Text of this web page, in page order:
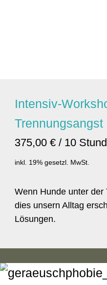
Intensiv-
Trennungsangst
375,00 € / 10
inkl. 19% gesetzl. MwSt.
Wenn Hunde unter der
dies unsern Alltag
Lösungen.